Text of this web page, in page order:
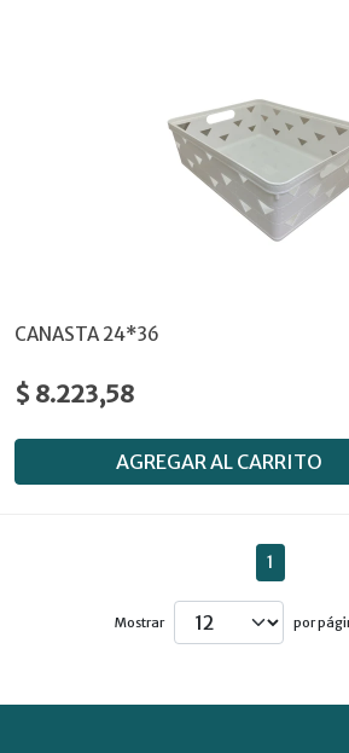
CANASTA 24*36
$ 8.223,58
AGREGAR AL CARRITO
1
Mostrar por